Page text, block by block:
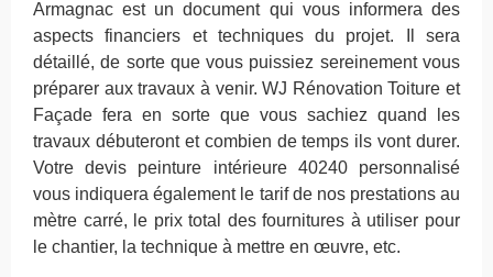
Armagnac est un document qui vous informera des
aspects financiers et techniques du projet. Il sera
détaillé, de sorte que vous puissiez sereinement vous
préparer aux travaux à venir. WJ Rénovation Toiture et
Façade fera en sorte que vous sachiez quand les
travaux débuteront et combien de temps ils vont durer.
Votre devis peinture intérieure 40240 personnalisé
vous indiquera également le tarif de nos prestations au
mètre carré, le prix total des fournitures à utiliser pour
le chantier, la technique à mettre en œuvre, etc.